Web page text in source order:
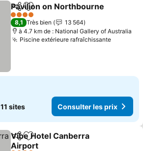
PartagerAjouter à mes favoris
Pavilion on Northbourne
4 Étoiles
8,1 Très bien
13 564
à 4.7 km de : National Gallery of Australia
Piscine extérieure rafraîchissante
11 sites Consulter les prix
PartagerAjouter à mes favoris
Vibe Hotel Canberra
Airport